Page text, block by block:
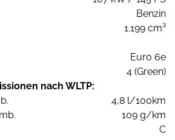
Benzin
1.199 cm³
Euro 6e
4 (Green)
nach WLTP:
4,8 l/100km
109 g/km
C